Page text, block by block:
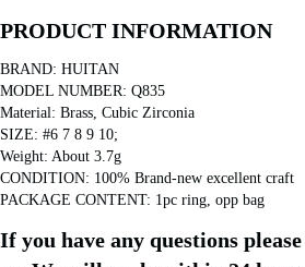
PRODUCT INFORMATION
BRAND: HUITAN
MODEL NUMBER: Q835
Material: Brass, Cubic Zirconia
SIZE: #6 7 8 9 10;
Weight: About 3.7g
CONDITION: 100% Brand-new excellent craft
PACKAGE CONTENT: 1pc ring, opp bag
If you have any questions